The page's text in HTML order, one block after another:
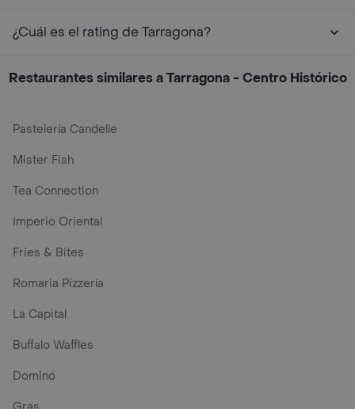
¿Cuál es el rating de Tarragona?
Restaurantes similares a Tarragona - Centro Histórico
Pastelería Candelle
Mister Fish
Tea Connection
Imperio Oriental
Fries & Bites
Romaria Pizzería
La Capital
Buffalo Waffles
Dominó